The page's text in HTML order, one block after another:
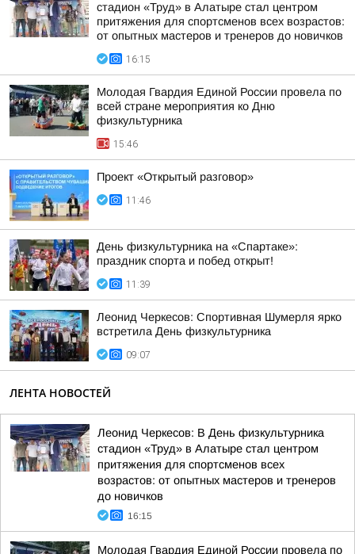
стадион «Труд» в Алатыре стал центром
притяжения для спортсменов всех возрастов:
от опытных мастеров и тренеров до новичков
16:15
Молодая Гвардия Единой России провела по
всей стране мероприятия ко Дню
физкультурника
15:46
Проект «Открытый разговор»
11:46
День физкультурника на «Спартаке»:
праздник спорта и побед открыт!
11:39
Леонид Черкесов: Спортивная Шумерля ярко
встретила День физкультурника
09:07
ЛЕНТА НОВОСТЕЙ
Леонид Черкесов: В День физкультурника
стадион «Труд» в Алатыре стал центром
притяжения для спортсменов всех
возрастов: от опытных мастеров и тренеров
до новичков
16:15
Молодая Гвардия Единой России провела по